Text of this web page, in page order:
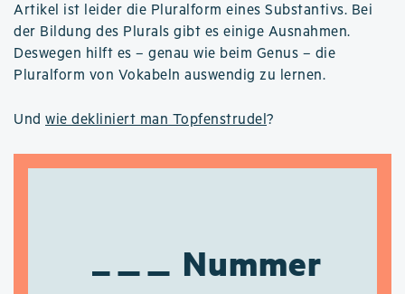
Artikel ist leider die Pluralform eines Substantivs. Bei
der Bildung des Plurals gibt es einige Ausnahmen.
Deswegen hilft es – genau wie beim Genus – die
Pluralform von Vokabeln auswendig zu lernen.
Und wie dekliniert man Topfenstrudel?
Nummer